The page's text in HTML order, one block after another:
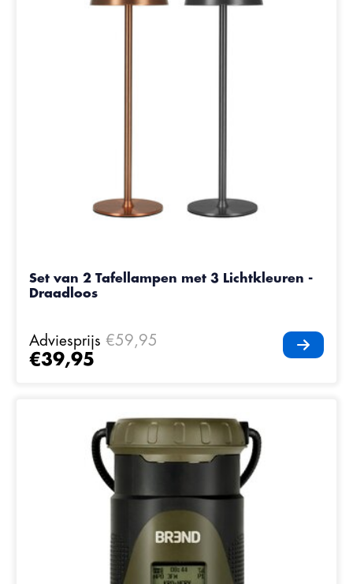
Set van 2 Tafellampen met 3 Lichtkleuren -
Draadloos
Adviesprijs €59,95
€39,95